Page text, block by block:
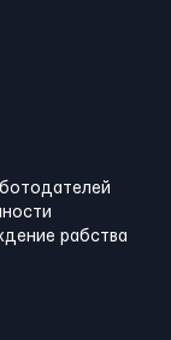
рабства